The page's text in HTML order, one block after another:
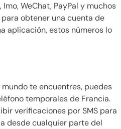
WeChat, PayPal y muchos
obtener una cuenta de
aplicación, estos números lo
te encuentres, puedes
temporales de Francia.
verificaciones por SMS para
desde cualquier parte del